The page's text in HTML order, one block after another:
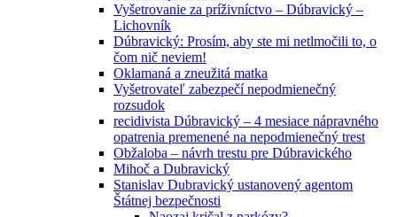
Vyšetrovanie za príživníctvo – Dúbravický –
Lichovník
Dúbravický: Prosím, aby ste mi netlmočili to, o
čom nič neviem!
Oklamaná a zneužitá matka
Vyšetrovateľ zabezpečí nepodmienečný
rozsudok
recidivista Dúbravický – 4 mesiace nápravného
opatrenia premenené na nepodmienečný trest
Obžaloba – návrh trestu pre Dúbravického
Mihoč a Dubravický
Stanislav Dubravický ustanovený agentom
Štátnej bezpečnosti